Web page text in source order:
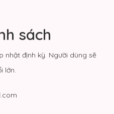
sách
nhật định kỳ. Người dùng sẽ
lớn.